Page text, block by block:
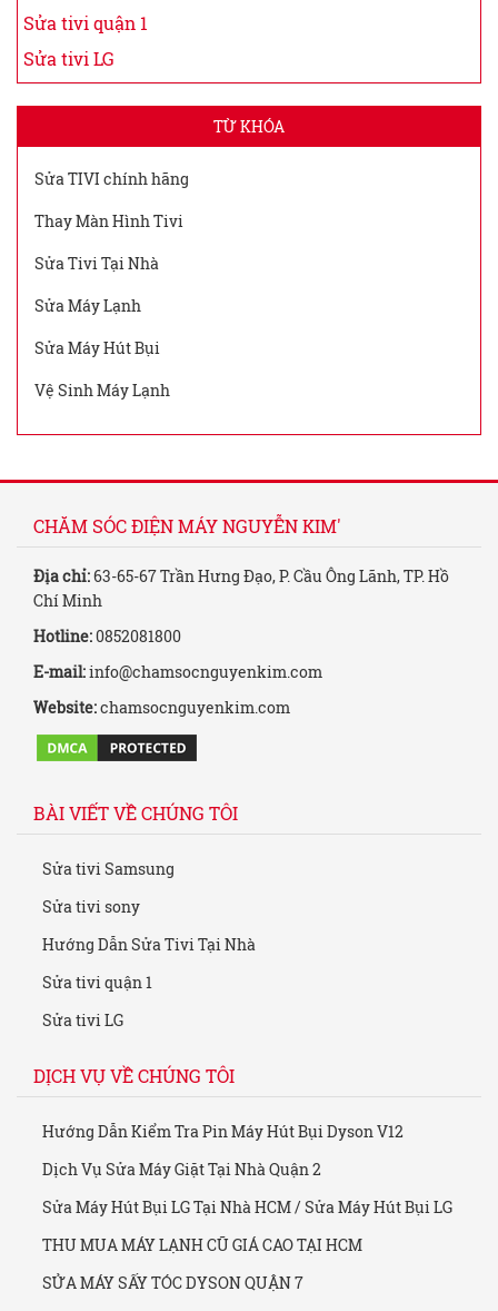
Sửa tivi quận 1
Sửa tivi LG
TỪ KHÓA
Sửa TIVI chính hãng
Thay Màn Hình Tivi
Sửa Tivi Tại Nhà
Sửa Máy Lạnh
Sửa Máy Hút Bụi
Vệ Sinh Máy Lạnh
CHĂM SÓC ĐIỆN MÁY NGUYỄN KIM'
Địa chỉ:63-65-67 Trần Hưng Đạo, P. Cầu Ông Lãnh, TP. Hồ
Chí Minh
Hotline:0852081800
E-mail:info@chamsocnguyenkim.com
Website:chamsocnguyenkim.com
BÀI VIẾT VỀ CHÚNG TÔI
Sửa tivi Samsung
Sửa tivi sony
Hướng Dẫn Sửa Tivi Tại Nhà
Sửa tivi quận 1
Sửa tivi LG
DỊCH VỤ VỀ CHÚNG TÔI
Hướng Dẫn Kiểm Tra Pin Máy Hút Bụi Dyson V12
Dịch Vụ Sửa Máy Giặt Tại Nhà Quận 2
Sửa Máy Hút Bụi LG Tại Nhà HCM / Sửa Máy Hút Bụi LG
THU MUA MÁY LẠNH CŨ GIÁ CAO TẠI HCM
SỬA MÁY SẤY TÓC DYSON QUẬN 7